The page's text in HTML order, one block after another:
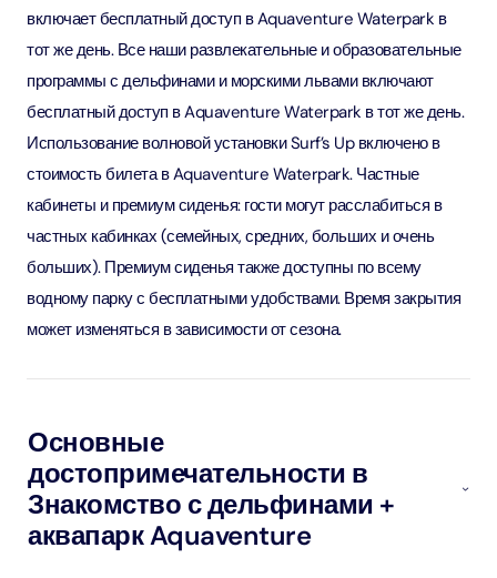
включает бесплатный доступ в Aquaventure Waterpark в
тот же день. Все наши развлекательные и образовательные
программы с дельфинами и морскими львами включают
бесплатный доступ в Aquaventure Waterpark в тот же день.
Использование волновой установки Surf’s Up включено в
стоимость билета в Aquaventure Waterpark. Частные
кабинеты и премиум сиденья: гости могут расслабиться в
частных кабинках (семейных, средних, больших и очень
больших). Премиум сиденья также доступны по всему
водному парку с бесплатными удобствами. Время закрытия
может изменяться в зависимости от сезона.
Основные
достопримечательности в
Знакомство с дельфинами +
аквапарк Aquaventure